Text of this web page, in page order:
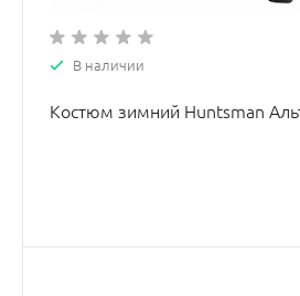
В наличии
Костюм зимний Huntsman